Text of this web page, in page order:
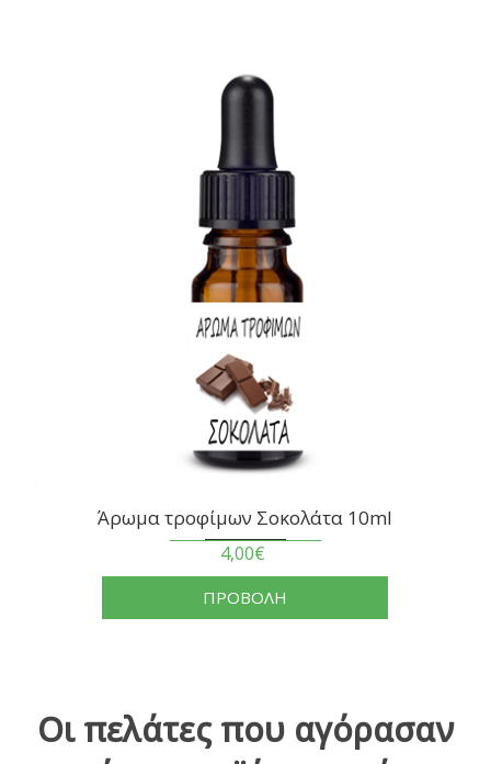
Άρωμα τροφίμων Σοκολάτα 10ml
4,00€
ΠΡΟΒΟΛΗ
Οι πελάτες που αγόρασαν